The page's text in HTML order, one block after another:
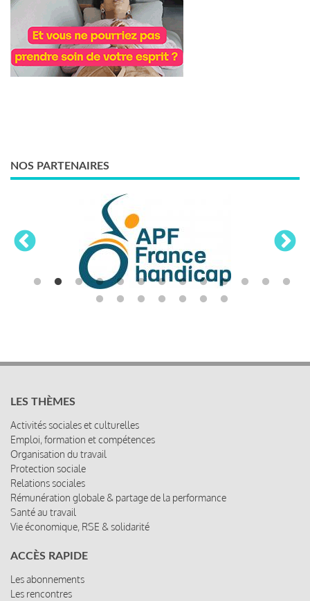
NOS PARTENAIRES
LES THÈMES
Activités sociales et culturelles
Emploi, formation et compétences
Organisation du travail
Protection sociale
Relations sociales
Rémunération globale & partage de la performance
Santé au travail
Vie économique, RSE & solidarité
ACCÈS RAPIDE
Les abonnements
Les rencontres